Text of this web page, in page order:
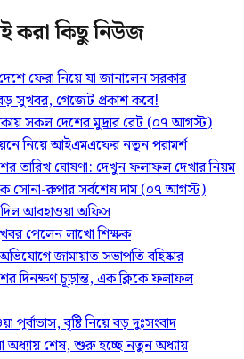
করা কিছু নিউজ
ফেরা নিয়ে যা জানালেন সরকার
সুখবর, গেজেট প্রকাশ কবে!
সকল দেশের মুদ্রার রেট (০৭ আগস্ট)
নিয়ে আইএমএফের নতুন পরামর্শ
তারিখ ঘোষণা: দেখুন ফলাফল দেখার নিয়ম
সোনা-রুপার সর্বশেষ দাম (০৭ আগস্ট)
দিল আবহাওয়া অফিস
পেলেন লাখো শিক্ষক
জামায়াত সভাপতি বহিষ্কার
দিনক্ষণ চূড়ান্ত, এক ক্লিকে ফলাফল
পূর্বাভাস, বৃষ্টি নিয়ে বড় দুঃসংবাদ
অধ্যায় শেষ, শুরু হচ্ছে নতুন অধ্যায়